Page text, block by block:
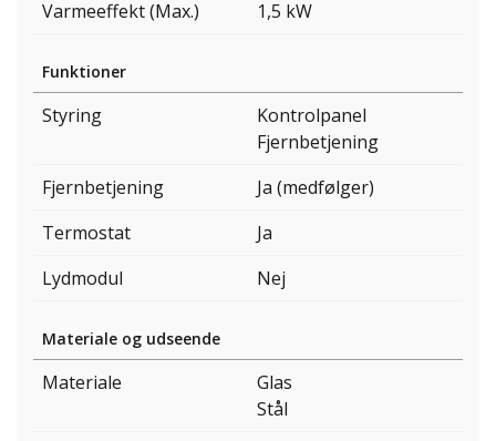
Varmeeffekt (Max.)
1,5 kW
Funktioner
Styring
Kontrolpanel
Fjernbetjening
Fjernbetjening
Ja (medfølger)
Termostat
Ja
Lydmodul
Nej
Materiale og udseende
Materiale
Glas
Stål